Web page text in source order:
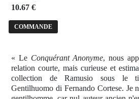
10.67 €
COMMANDE
« Le Conquérant Anonyme, nous
relation courte, mais curieuse et
collection de Ramusio sous le
Gentilhuomo di Fernando Cortese. Je